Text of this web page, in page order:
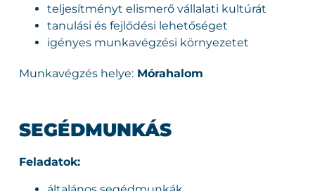
teljesítményt elismerő vállalati kultúrát
tanulási és fejlődési lehetőséget
igényes munkavégzési környezetet
Munkavégzés helye:Mórahalom
SEGÉDMUNKÁS
Feladatok: